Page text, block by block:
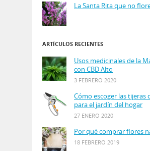
La Santa Rita que no
ARTÍCULOS RECIENTES
Usos medicinales de la
con CBD Alto
3 FEBRERO 2020
Cómo escoger las tijeras
para el jardín del hogar
27 ENERO 2020
Por qué comprar flores
18 FEBRERO 2019